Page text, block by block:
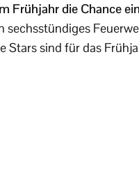
Frühjahr die Chance
sechsstündiges
Stars sind für das